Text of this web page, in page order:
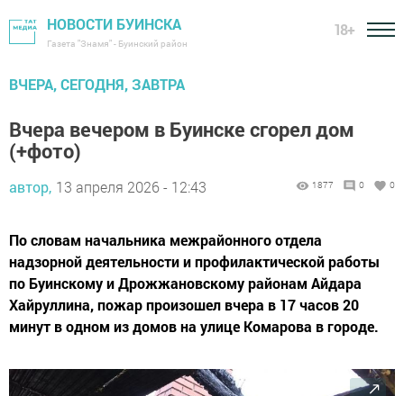
НОВОСТИ БУИНСКА
Газета "Знамя" - Буинский район
18+
ВЧЕРА, СЕГОДНЯ, ЗАВТРА
Вчера вечером в Буинске сгорел дом
(+фото)
автор, 13 апреля 2026 - 12:43 1877 0 0
По словам начальника межрайонного отдела
надзорной деятельности и профилактической работы
по Буинскому и Дрожжановскому районам Айдара
Хайруллина, пожар произошел вчера в 17 часов 20
минут в одном из домов на улице Комарова в городе.